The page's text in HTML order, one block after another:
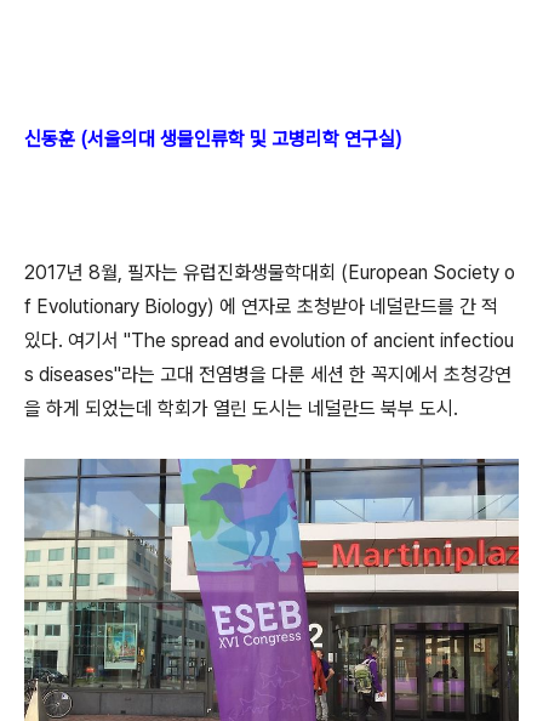
신동훈 (서울의대 생물인류학 및 고병리학 연구실)
2017년 8월, 필자는 유럽진화생물학대회 (European Society o
f Evolutionary Biology) 에 연자로 초청받아 네덜란드를 간 적
있다. 여기서 "The spread and evolution of ancient infectiou
s diseases"라는 고대 전염병을 다룬 세션 한 꼭지에서 초청강연
을 하게 되었는데 학회가 열린 도시는 네덜란드 북부 도시.